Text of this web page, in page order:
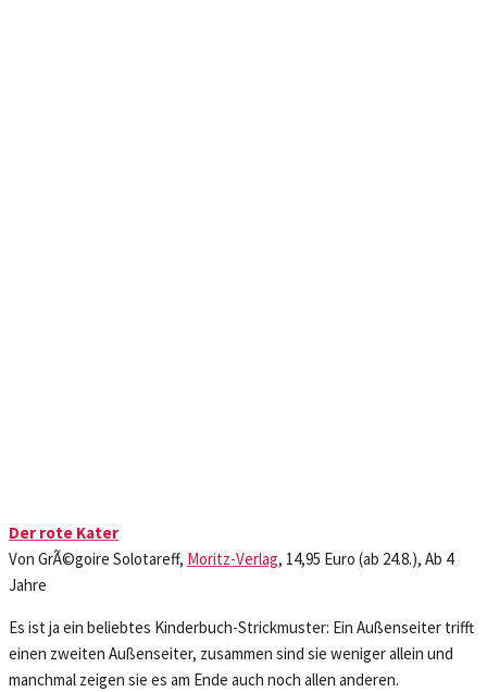
Der rote Kater
Von GrÃ©goire Solotareff, Moritz-Verlag, 14,95 Euro (ab 24.8.), Ab 4
Jahre
Es ist ja ein beliebtes Kinderbuch-Strickmuster: Ein Außenseiter trifft
einen zweiten Außenseiter, zusammen sind sie weniger allein und
manchmal zeigen sie es am Ende auch noch allen anderen.